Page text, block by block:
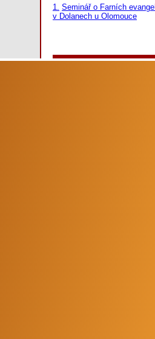
1. Seminář o Farních
v Dolanech u Olomouce